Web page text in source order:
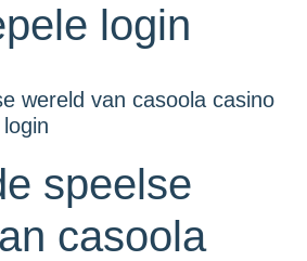
login
wereld van casoola casino
speelse
casoola